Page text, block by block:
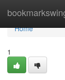
Home
Home
1